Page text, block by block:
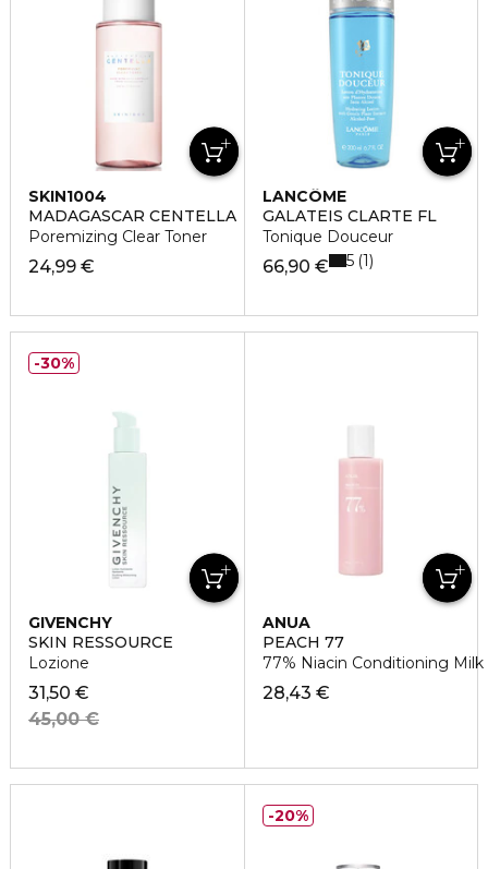
SKIN1004
MADAGASCAR CENTELLA
Poremizing Clear Toner
24,99 €
LANCÔME
GALATEIS CLARTE FL
Tonique Douceur
66,90 € 5 1
GIVENCHY
SKIN RESSOURCE
Lozione
31,50 €
45,00 €
30%
ANUA
PEACH 77
77% Niacin Conditioning Milk
28,43 €
20%